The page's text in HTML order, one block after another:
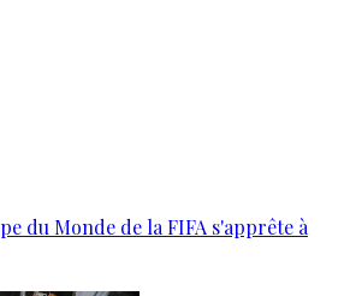
du Monde de la FIFA s'apprête à